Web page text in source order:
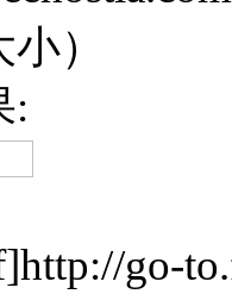
）
:
go-